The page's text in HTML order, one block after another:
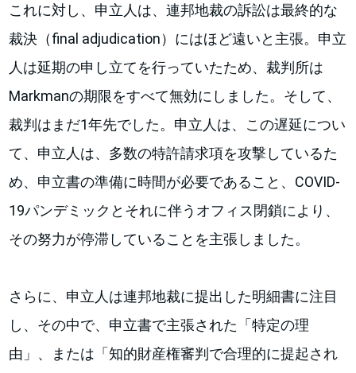
これに対し、申立人は、連邦地裁の訴訟は最終的な
裁決（final adjudication）にはほど遠いと主張。申立
人は延期の申し立てを行っていたため、裁判所は
Markmanの期限をすべて無効にしました。そして、
裁判はまだ1年先でした。申立人は、この遅延につい
て、申立人は、多数の特許請求項を攻撃しているた
め、申立書の準備に時間が必要であること、COVID-
19パンデミックとそれに伴うオフィス閉鎖により、
その努力が停滞していることを主張しました。
さらに、申立人は連邦地裁に提出した明細書に注目
し、その中で、申立書で主張された「特定の理
由」、または「知的財産権審判で合理的に提起され